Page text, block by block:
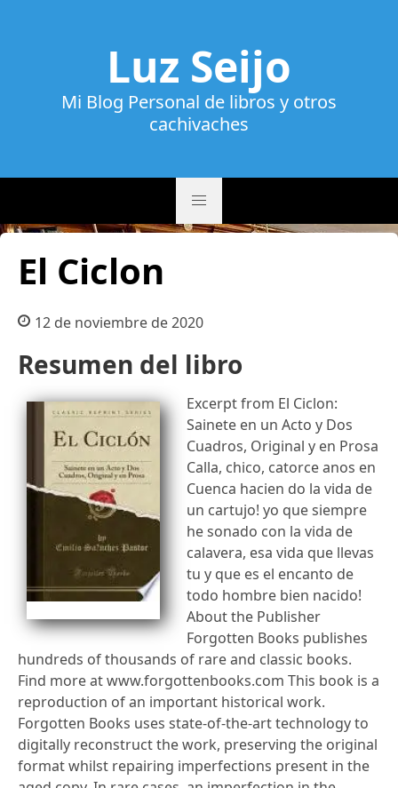
Luz Seijo
Mi Blog Personal de libros y otros
cachivaches
El Ciclon
12 de noviembre de 2020
Resumen del libro
Excerpt from El Ciclon:
Sainete en un Acto y Dos
Cuadros, Original y en Prosa
Calla, chico, catorce anos en
Cuenca hacien do la vida de
un cartujo! yo que siempre
he sonado con la vida de
calavera, esa vida que llevas
tu y que es el encanto de
todo hombre bien nacido!
About the Publisher
Forgotten Books publishes
hundreds of thousands of rare and classic books.
Find more at www.forgottenbooks.com This book is a
reproduction of an important historical work.
Forgotten Books uses state-of-the-art technology to
digitally reconstruct the work, preserving the original
format whilst repairing imperfections present in the